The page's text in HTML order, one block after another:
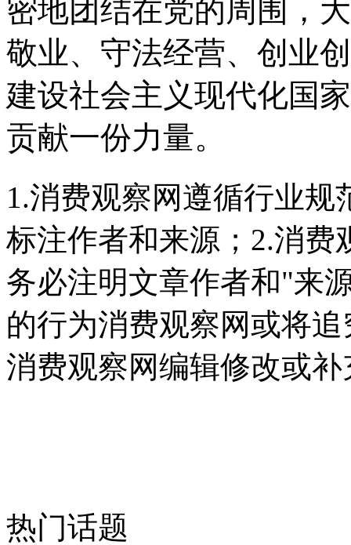
密地团结在党的周围，
敬业、守法经营、创业
建设社会主义现代化国
贡献一份力量。
1.消费观察网遵循行业
标注作者和来源；2.消费
务必注明文章作者和"来
的行为消费观察网或将
消费观察网编辑修改或补
热门话题